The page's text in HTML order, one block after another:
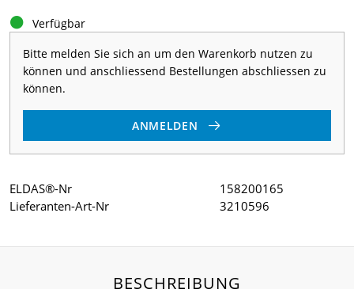
Verfügbar
Bitte melden Sie sich an um den Warenkorb nutzen zu
können und anschliessend Bestellungen abschliessen zu
können.
ANMELDEN
ELDAS®-Nr
158200165
Lieferanten-Art-Nr
3210596
BESCHREIBUNG